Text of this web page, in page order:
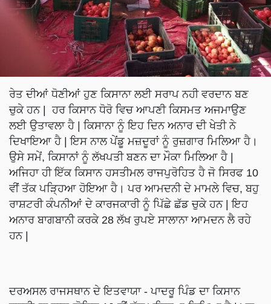
ਰੇਤ ਦੀਆਂ ਧੋਣੀਆਂ ਹੁਣ ਕਿਸਾਨਾ ਲਈ ਸਰਾਪ ਨਹੀ ਵਰਦਾਨ ਬਣ
ਚੁਕੇ ਹਨ | ਹਰ ਕਿਸਾਨ ਧੋਰੋ ਵਿਚ ਆਪਣੀ ਕਿਸਮਤ ਅਜਮਾਉਣ
ਲਈ ਉਤਾਵਲਾ ਹੈ | ਕਿਸਾਨਾ ਨੂੰ ਇਹ ਦਿਨ ਅਨਾਰ ਦੀ ਖੇਤੀ ਨੇ
ਦਿਖਾਇਆ ਹੈ | ਇਸ ਨਾਲ ਪੇਂਡੂ ਮਜ਼ਦੂਰਾਂ ਨੂੰ ਰੁਜ਼ਗਾਰ ਮਿਲਿਆ ਹੈ।
ਉਸੇ ਸਮੇਂ, ਕਿਸਾਨਾਂ ਨੂੰ ਲੱਖਪਤੀ ਬਣਨ ਦਾ ਮੌਕਾ ਮਿਲਿਆ ਹੈ |
ਅਜਿਹਾ ਹੀ ਇੱਕ ਕਿਸਾਨ ਹਸਤੀਮਲ ਰਾਜਪੁਰੋਹਿਤ ਹੈ ਜੋ ਸਿਰਫ 10
ਵੀਂ ਤੱਕ ਪੜ੍ਹਿਆ ਹੋਇਆ ਹੈ। ਪਰ ਆਮਦਨੀ ਦੇ ਮਾਮਲੇ ਵਿਚ, ਬਹੁ
ਰਾਸ਼ਟਰੀ ਕੰਪਨੀਆਂ ਦੇ ਕਾਰਜਕਾਰੀ ਨੂੰ ਪਿੱਛੇ ਛੱਡ ਚੁਕੇ ਹਨ | ਇਹ
ਅਨਾਰ ਬਾਗਬਾਨੀ ਕਰਕੇ 28 ਲੱਖ ਰੁਪਏ ਸਾਲਾਨਾ ਆਮਦਨ ਲੈ ਰਹੇ
ਹਨ |
ਦਰਅਸਲ ਰਾਜਸਥਾਨ ਦੇ ਇਤਵਾਯਾ - ਪਾਦਰੂ ਪਿੰਡ ਦਾ ਕਿਸਾਨ